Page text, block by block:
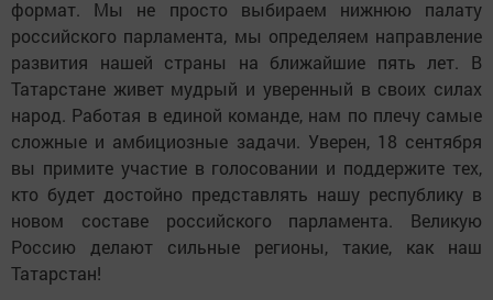
формат. Мы не просто выбираем нижнюю палату
российского парламента, мы определяем направление
развития нашей страны на ближайшие пять лет. В
Татарстане живет мудрый и уверенный в своих силах
народ. Работая в единой команде, нам по плечу самые
сложные и амбициозные задачи. Уверен, 18 сентября
вы примите участие в голосовании и поддержите тех,
кто будет достойно представлять нашу республику в
новом составе российского парламента. Великую
Россию делают сильные регионы, такие, как наш
Татарстан!